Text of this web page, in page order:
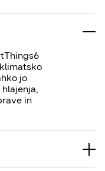
jo
in